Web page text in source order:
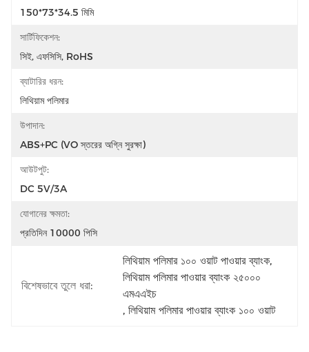
150*73*34.5 মিমি
সার্টিফিকেশন:
সিই, এফসিসি, RoHS
ব্যাটারির ধরন:
লিথিয়াম পলিমার
উপাদান:
ABS+PC (VO স্তরের অগ্নি সুরক্ষা)
আউটপুট:
DC 5V/3A
যোগানের ক্ষমতা:
প্রতিদিন 10000 পিসি
বিশেষভাবে তুলে ধরা:
লিথিয়াম পলিমার ১০০ ওয়াট পাওয়ার ব্যাংক,
লিথিয়াম পলিমার পাওয়ার ব্যাংক ২৫০০০
এমএএইচ
, লিথিয়াম পলিমার পাওয়ার ব্যাংক ১০০ ওয়াট